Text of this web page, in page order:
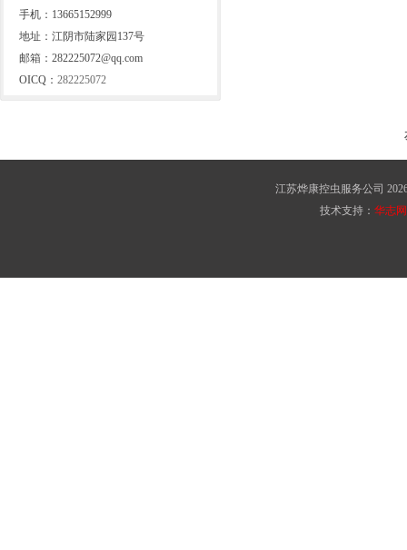
手机：13665152999
地址：江阴市陆家园137号
邮箱：282225072@qq.com
OICQ： 282225072
江苏烨康控虫服务公司
技术支持： 华志